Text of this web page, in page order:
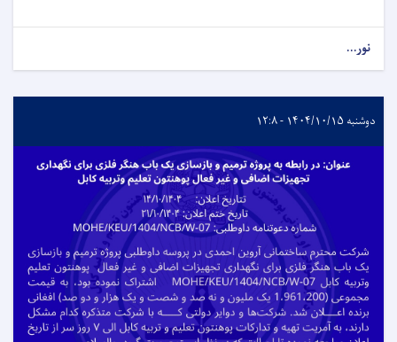
نور...
دوشنبه ۱۴۰۴/۱۰/۱۵ - ۱۲:۸